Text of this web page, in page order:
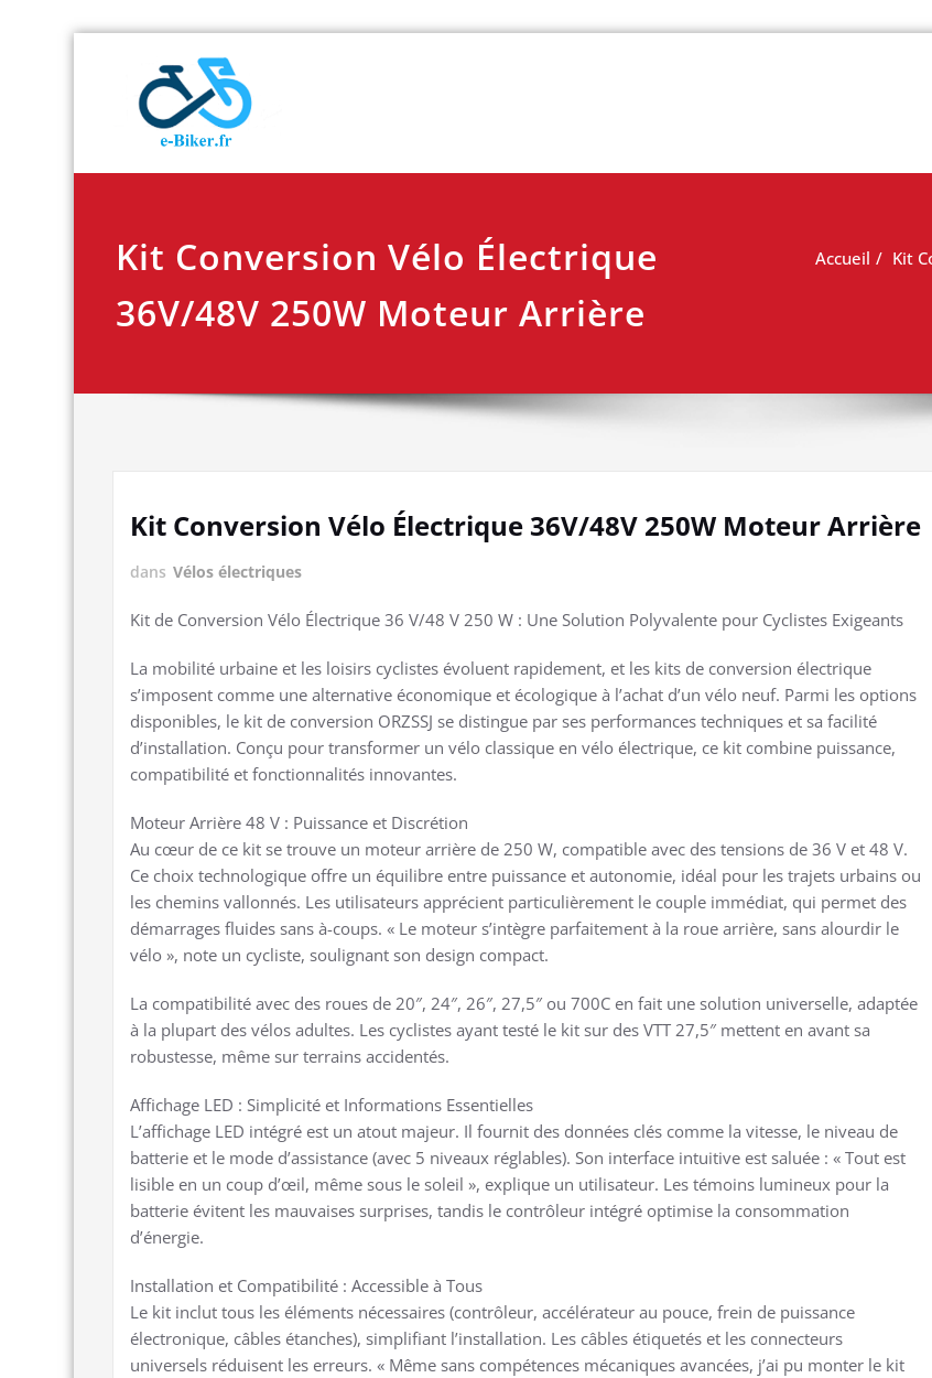
Kit Conversion Vélo Électrique
36V/48V 250W Moteur Arrière
Accueil Kit
Kit Conversion Vélo Électrique 36V/48V 250W Moteur Arrière
dans Vélos électriques
Kit de Conversion Vélo Électrique 36 V/48 V 250 W : Une Solution Polyvalente pour Cyclistes Exigeants
La mobilité urbaine et les loisirs cyclistes évoluent rapidement, et les kits de conversion électrique
s’imposent comme une alternative économique et écologique à l’achat d’un vélo neuf. Parmi les options
disponibles, le kit de conversion ORZSSJ se distingue par ses performances techniques et sa facilité
d’installation. Conçu pour transformer un vélo classique en vélo électrique, ce kit combine puissance,
compatibilité et fonctionnalités innovantes.
Moteur Arrière 48 V : Puissance et Discrétion
Au cœur de ce kit se trouve un moteur arrière de 250 W, compatible avec des tensions de 36 V et 48 V.
Ce choix technologique offre un équilibre entre puissance et autonomie, idéal pour les trajets urbains ou
les chemins vallonnés. Les utilisateurs apprécient particulièrement le couple immédiat, qui permet des
démarrages fluides sans à-coups. « Le moteur s’intègre parfaitement à la roue arrière, sans alourdir le
vélo », note un cycliste, soulignant son design compact.
La compatibilité avec des roues de 20″, 24″, 26″, 27,5″ ou 700C en fait une solution universelle, adaptée
à la plupart des vélos adultes. Les cyclistes ayant testé le kit sur des VTT 27,5″ mettent en avant sa
robustesse, même sur terrains accidentés.
Affichage LED : Simplicité et Informations Essentielles
L’affichage LED intégré est un atout majeur. Il fournit des données clés comme la vitesse, le niveau de
batterie et le mode d’assistance (avec 5 niveaux réglables). Son interface intuitive est saluée : « Tout est
lisible en un coup d’œil, même sous le soleil », explique un utilisateur. Les témoins lumineux pour la
batterie évitent les mauvaises surprises, tandis le contrôleur intégré optimise la consommation
d’énergie.
Installation et Compatibilité : Accessible à Tous
Le kit inclut tous les éléments nécessaires (contrôleur, accélérateur au pouce, frein de puissance
électronique, câbles étanches), simplifiant l’installation. Les câbles étiquetés et les connecteurs
universels réduisent les erreurs. « Même sans compétences mécaniques avancées, j’ai pu monter le kit